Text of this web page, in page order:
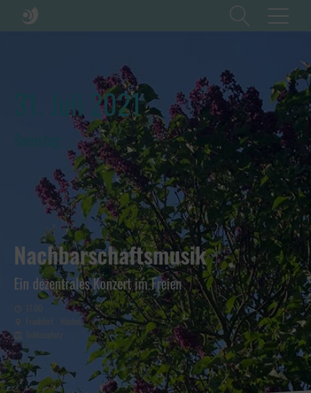
31. Juli 2021
Nachbarschaftsmusik
Ein dezentrales Konzert im Freien